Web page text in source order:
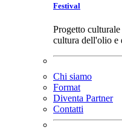
Festival
Progetto
cultura dell'olio e
Chi siamo
Format
Diventa Partner
Contatti